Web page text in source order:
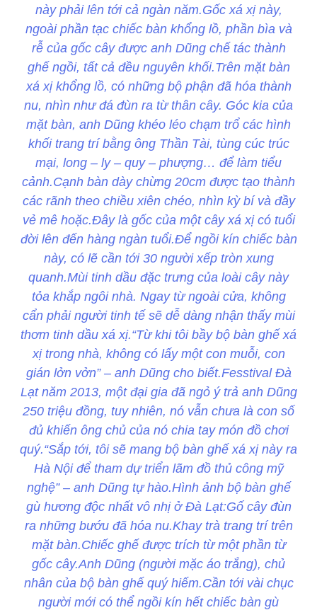
này phải lên tới cả ngàn năm.Gốc xá xị này,
ngoài phần tạc chiếc bàn khổng lồ, phần bìa và
rễ của gốc cây được anh Dũng chế tác thành
ghế ngồi, tất cả đều nguyên khối.Trên mặt bàn
xá xị khổng lồ, có những bộ phận đã hóa thành
nu, nhìn như đá đùn ra từ thân cây. Góc kia của
mặt bàn, anh Dũng khéo léo chạm trổ các hình
khối trang trí bằng ông Thần Tài, tùng cúc trúc
mại, long – ly – quy – phượng… để làm tiểu
cảnh.Cạnh bàn dày chừng 20cm được tạo thành
các rãnh theo chiều xiên chéo, nhìn kỳ bí và đầy
vẻ mê hoặc.Đây là gốc của một cây xá xị có tuổi
đời lên đến hàng ngàn tuổi.Để ngồi kín chiếc bàn
này, có lẽ cần tới 30 người xếp tròn xung
quanh.Mùi tinh dầu đặc trưng của loài cây này
tỏa khắp ngôi nhà. Ngay từ ngoài cửa, không
cẩn phải người tinh tế sẽ dễ dàng nhận thấy mùi
thơm tinh dầu xá xị.“Từ khi tôi bầy bộ bàn ghế xá
xị trong nhà, không có lấy một con muỗi, con
gián lởn vởn” – anh Dũng cho biết.Fesstival Đà
Lạt năm 2013, một đại gia đã ngỏ ý trả anh Dũng
250 triệu đồng, tuy nhiên, nó vẫn chưa là con số
đủ khiến ông chủ của nó chia tay món đồ chơi
quý.“Sắp tới, tôi sẽ mang bộ bàn ghế xá xị này ra
Hà Nội để tham dự triển lãm đồ thủ công mỹ
nghệ” – anh Dũng tự hào.Hình ảnh bộ bàn ghế
gù hương độc nhất vô nhị ở Đà Lạt:Gố cây đùn
ra những bướu đã hóa nu.Khay trà trang trí trên
mặt bàn.Chiếc ghế được trích từ một phần từ
gốc cây.Anh Dũng (người mặc áo trắng), chủ
nhân của bộ bàn ghế quý hiếm.Cần tới vài chục
người mới có thể ngồi kín hết chiếc bàn gù